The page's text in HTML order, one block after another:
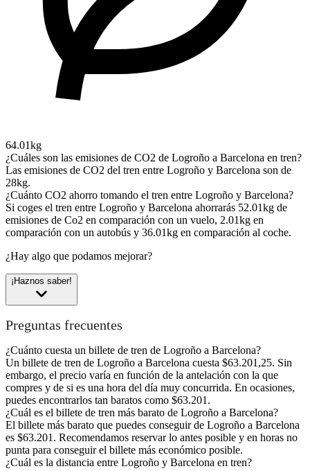
64.01kg
¿Cuáles son las emisiones de CO2 de Logroño a Barcelona en tren?
Las emisiones de CO2 del tren entre Logroño y Barcelona son de
28kg.
¿Cuánto CO2 ahorro tomando el tren entre Logroño y Barcelona?
Si coges el tren entre Logroño y Barcelona ahorrarás 52.01kg de
emisiones de Co2 en comparación con un vuelo, 2.01kg en
comparación con un autobús y 36.01kg en comparación al coche.
¿Hay algo que podamos mejorar?
¡Haznos saber!
Preguntas frecuentes
¿Cuánto cuesta un billete de tren de Logroño a Barcelona?
Un billete de tren de Logroño a Barcelona cuesta $63.201,25. Sin
embargo, el precio varía en función de la antelación con la que
compres y de si es una hora del día muy concurrida. En ocasiones,
puedes encontrarlos tan baratos como $63.201.
¿Cuál es el billete de tren más barato de Logroño a Barcelona?
El billete más barato que puedes conseguir de Logroño a Barcelona
es $63.201. Recomendamos reservar lo antes posible y en horas no
punta para conseguir el billete más económico posible.
¿Cuál es la distancia entre Logroño y Barcelona en tren?